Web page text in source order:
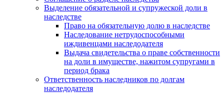
Выделение обязательной и супружеской доли в
наследстве
Право на обязательную долю в наследстве
Наследование нетрудоспособными
иждивенцами наследодателя
Выдача свидетельства о праве собственности
на доли в имуществе, нажитом супругами в
период брака
Ответственность наследников по долгам
наследодателя